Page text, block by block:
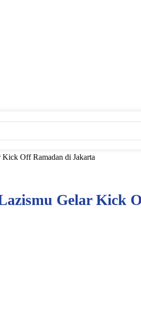
Off Ramadan di Jakarta
Gelar Kick